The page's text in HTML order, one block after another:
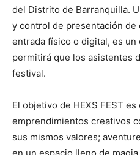
del Distrito de Barranquilla.
y control de presentación de
entrada físico o digital, es
permitirá que los asistentes
festival.
El objetivo de HEXS FEST
emprendimientos creativos
sus mismos valores;
en un espacio lleno de